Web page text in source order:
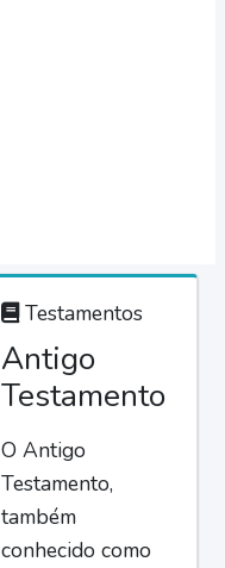
Testamentos
Antigo
Testamento
O Antigo
Testamento,
também
conhecido como